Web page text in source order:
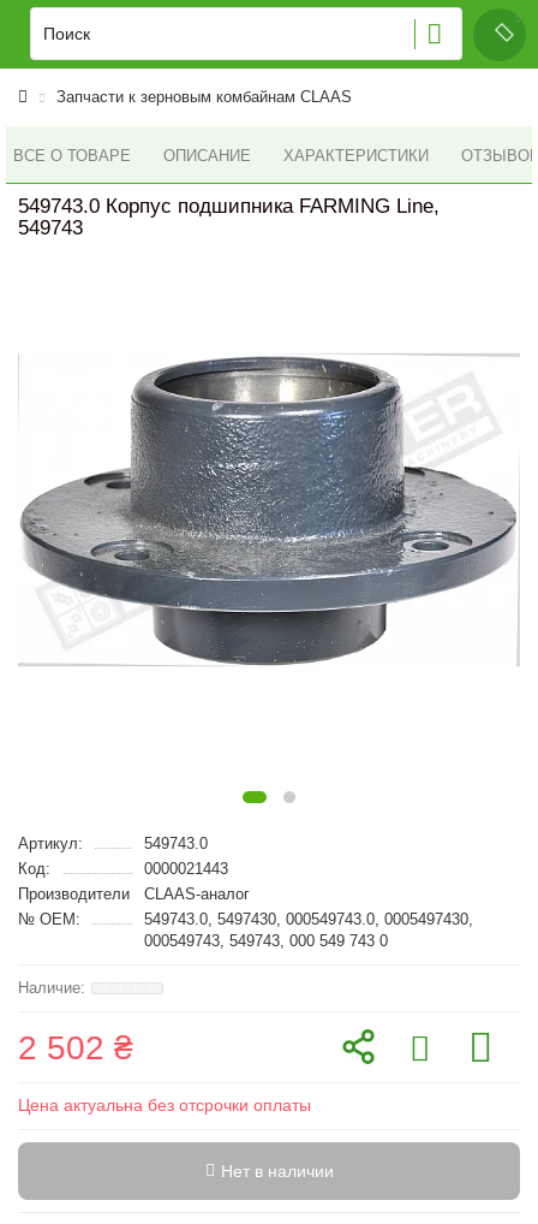
Запчасти к зерновым комбайнам CLAAS
ВСЕ О ТОВАРЕ ОПИСАНИЕ ХАРАКТЕРИСТИКИ ОТЗЫВОВ
549743.0 Корпус подшипника FARMING Line,
549743
Артикул:
549743.0
Код:
0000021443
Производители
CLAAS-аналог
№ OEM:
549743.0, 5497430, 000549743.0, 0005497430,
000549743, 549743, 000 549 743 0
2 502 ₴
Цена актуальна без отсрочки оплаты
Нет в наличии